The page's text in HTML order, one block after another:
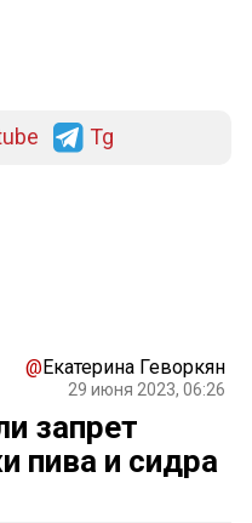
Tg
@Екатерина Геворкян
29 июня 2023, 06:26
запрет
пива и сидра